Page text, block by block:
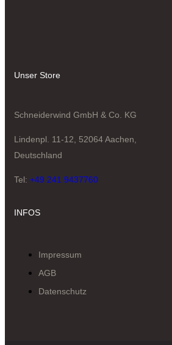
Unser Store
Schneiderwind GmbH & Co. KG
Lindenpl. 11-12, 52064 Aachen,
Deutschland
Tel: +49 241 9437760
INFOS
Impressum
AGB
Datenschutz